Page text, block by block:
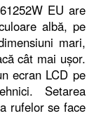
EU are
albă, pe
mari,
cât mai ușor.
ecran LCD pe
Setarea
rufelor se face